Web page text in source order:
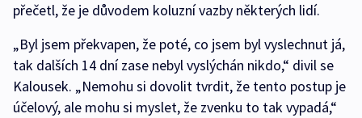
přečetl, že je důvodem koluzní vazby některých lidí.
„Byl jsem překvapen, že poté, co jsem byl vyslechnut já,
tak dalších 14 dní zase nebyl vyslýchán nikdo,“ divil se
Kalousek. „Nemohu si dovolit tvrdit, že tento postup je
účelový, ale mohu si myslet, že zvenku to tak vypadá,“